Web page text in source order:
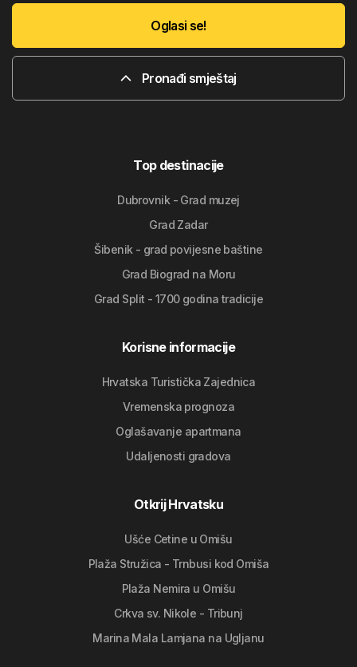
Oglasi se!
Pronađi smještaj
Top destinacije
Dubrovnik - Grad muzej
Grad Zadar
Šibenik - grad povijesne baštine
Grad Biograd na Moru
Grad Split - 1700 godina tradicije
Korisne informacije
Hrvatska Turistička Zajednica
Vremenska prognoza
Oglašavanje apartmana
Udaljenosti gradova
Otkrij Hrvatsku
Ušće Cetine u Omišu
Plaža Stružica - Trnbusi kod Omiša
Plaža Nemira u Omišu
Crkva sv. Nikole - Tribunj
Marina Mala Lamjana na Ugljanu